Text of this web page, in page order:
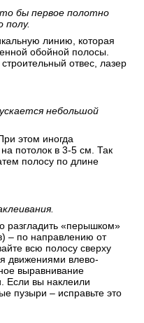
бы первое полотно
полу.
линию, которая
обойной полосы.
отвес, лазер
небольшой
этом иногда
потолок в 3-5 см. Так
полосу по длине
разгладить «перышком»
– по направлению от
всю полосу сверху
движениями влево-
выравнивание
Если вы наклеили
пузыри – исправьте это